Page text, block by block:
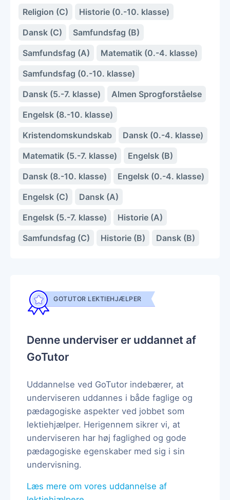
Religion (C)
Historie (0.-10. klasse)
Dansk (C)
Samfundsfag (B)
Samfundsfag (A)
Matematik (0.-4. klasse)
Samfundsfag (0.-10. klasse)
Dansk (5.-7. klasse)
Almen Sprogforståelse
Engelsk (8.-10. klasse)
Kristendomskundskab
Dansk (0.-4. klasse)
Matematik (5.-7. klasse)
Engelsk (B)
Dansk (8.-10. klasse)
Engelsk (0.-4. klasse)
Engelsk (C)
Dansk (A)
Engelsk (5.-7. klasse)
Historie (A)
Samfundsfag (C)
Historie (B) Dansk (B)
GOTUTOR LEKTIEHJÆLPER
Denne underviser er uddannet af
GoTutor
Uddannelse ved GoTutor indebærer, at
underviseren uddannes i både faglige og
pædagogiske aspekter ved jobbet som
lektiehjælper. Herigennem sikrer vi, at
underviseren har høj faglighed og gode
pædagogiske egenskaber med sig i sin
undervisning.
Læs mere om vores uddannelse af